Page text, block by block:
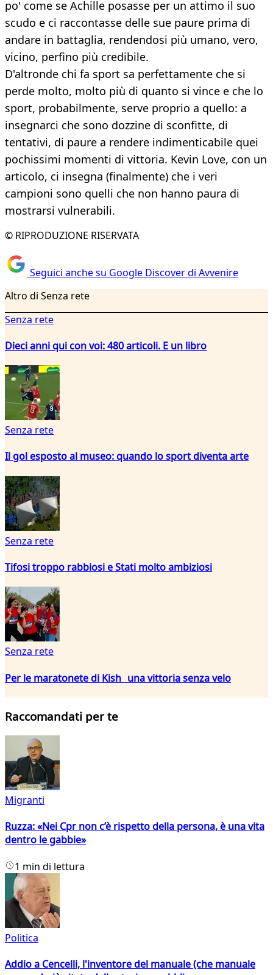
po' come se Achille posasse per un attimo il suo
scudo e ci raccontasse delle sue paure prima di
andare in battaglia, rendendosi più umano, vero,
vicino, perfino più credibile.
D'altronde chi fa sport sa perfettamente che si
perde molto, molto più di quanto si vince e che lo
sport, probabilmente, serve proprio a quello: a
insegnarci che sono dozzine di sconfitte, di
tentativi, di paure a rendere indimenticabile quei
pochissimi momenti di vittoria. Kevin Love, con un
articolo, ci insegna (finalmente) che i veri
campioni sono quelli che non hanno paura di
mostrarsi vulnerabili.
© RIPRODUZIONE RISERVATA
Seguici anche su Google Discover di Avvenire
Altro di Senza rete
Senza rete
Dieci anni qui con voi: 480 articoli. E un libro
Senza rete
Il gol esposto al museo: quando lo sport diventa arte
Senza rete
Tifosi troppo rabbiosi e Stati molto ambiziosi
Senza rete
Per le maratonete di Kish una vittoria senza velo
Raccomandati per te
Migranti
Ruzza: «Nei Cpr non c’è rispetto della persona, è una vita
dentro le gabbie»
1 min di lettura
Politica
Addio a Cencelli, l'inventore del manuale (che manuale